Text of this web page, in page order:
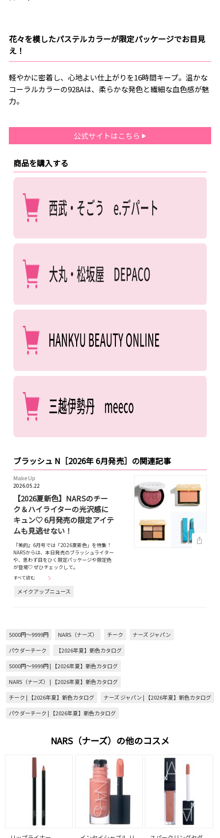
花々を模したパステルカラーが限定パッケージでお目見
え！
軽やかに密着し、心地よい仕上がりを16時間キープ。温かな
コーラルカラーの928Aは、柔らかな発色と繊細な血色感が魅
力。
公式サイトはこちら
商品を購入する
ブラッシュ N［2026年 6月発売］の関連記事
Make Up
2026.05.22
【2026夏新色】NARSのチー
ク＆ハイライターの光沢感に
キュン♡ 6月発売の限定アイテ
ムも見逃せない！
『美的』6月号では「2026夏新色」を特集！
NARSからは、本日発売のブラッシュライター
や、思わず目をひく限定パッケージや限定色
が登場♡ ぜひチェックして。
すべて読む
メイクアップニュース
5000円～9999円 NARS（ナーズ） チーク
ナーズ ジャパン
パウダーチーク
【2026年夏】新色カタログ
5000円～9999円 | 【2026年夏】新色カタログ
NARS（ナーズ） | 【2026年夏】新色カタログ
チーク | 【2026年夏】新色カタログ
ナーズ ジャパン | 【2026年夏】新色カタログ
パウダーチーク | 【2026年夏】新色カタログ
NARS（ナーズ）の他のコスメ